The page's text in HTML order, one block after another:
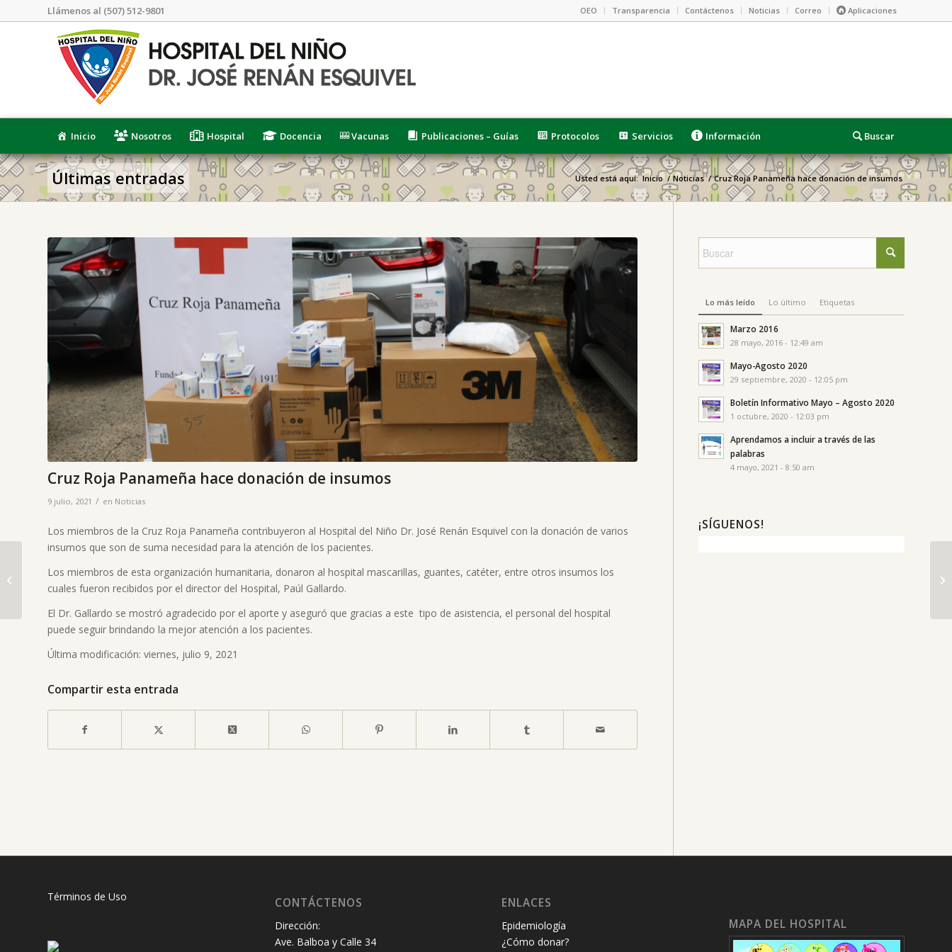
OEO Transparencia Contáctenos Noticias Correo Aplicaciones
Llámenos al (507) 512-9801
Inicio Nosotros Hospital Docencia Vacunas Publicaciones – Guías Protocolos Servicios Información
Últimas entradas Usted está aquí: Inicio / Noticias / Cruz Roja Panameña hace donación de insumos
Cruz Roja Panameña hace donación de insumos
9 julio, 2021 / en Noticias
Los miembros de la Cruz Roja Panameña contribuyeron al Hospital del Niño Dr. José Renán Esquivel con la donación de varios
insumos que son de suma necesidad para la atención de los pacientes.
Los miembros de esta organización humanitaria, donaron al hospital mascarillas, guantes, catéter, entre otros insumos los
cuales fueron recibidos por el director del Hospital, Paúl Gallardo.
El Dr. Gallardo se mostró agradecido por el aporte y aseguró que gracias a este tipo de asistencia, el personal del hospital
puede seguir brindando la mejor atención a los pacientes.
Última modificación: viernes, julio 9, 2021
Compartir esta entrada
Lo más leído Lo último Etiquetas
Marzo 2016
28 mayo, 2016 - 12:49 am
Mayo-Agosto 2020
29 septiembre, 2020 - 12:05 pm
Boletín Informativo Mayo – Agosto 2020
1 octubre, 2020 - 12:03 pm
Aprendamos a incluir a través de las
palabras
4 mayo, 2021 - 8:50 am
¡SÍGUENOS!
Términos de Uso CONTÁCTENOS
Dirección:
Ave. Balboa y Calle 34
ENLACES
Epidemiología
¿Cómo donar?
MAPA DEL HOSPITAL
Hospital renueva
equipo radiológico